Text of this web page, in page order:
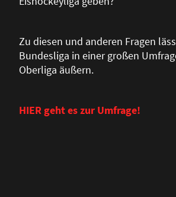
Zu diesen und anderen Fragen
Bundesliga in einer großen
Oberliga äußern.
HIER geht es zur Umfrage!